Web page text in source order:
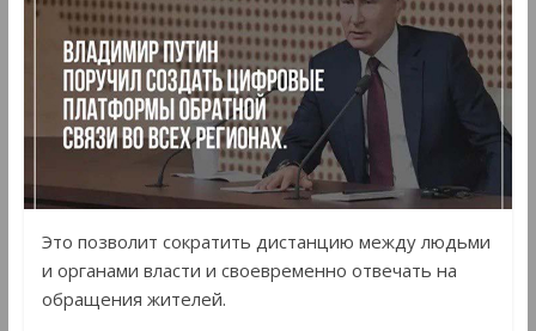
Это позволит сократить дистанцию между людьми
и органами власти и своевременно отвечать на
обращения жителей.